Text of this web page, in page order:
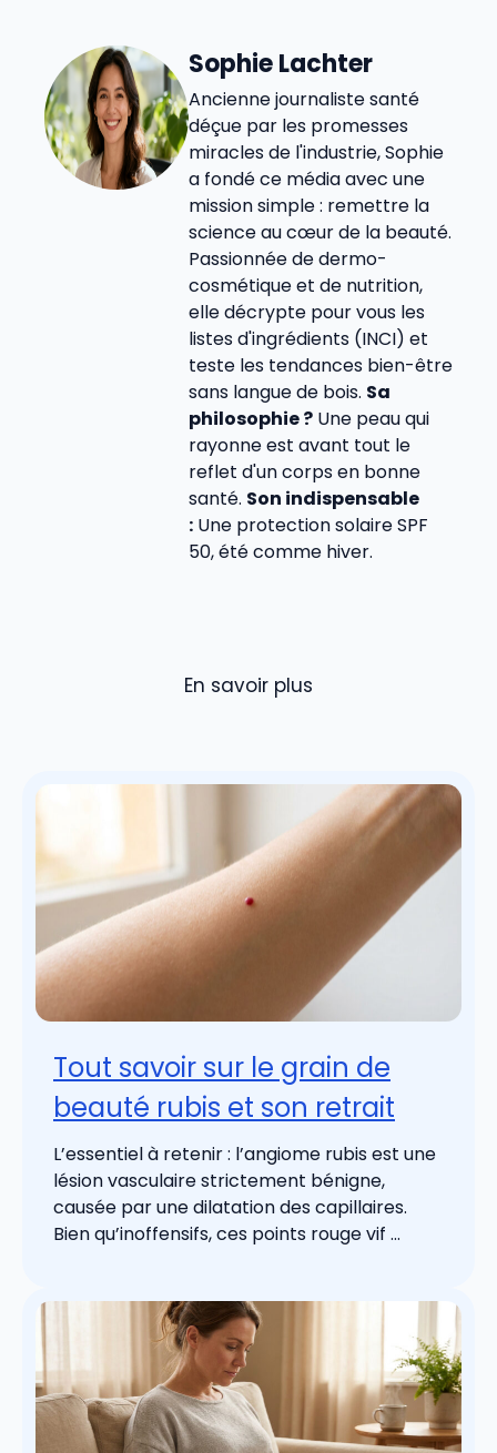
Sophie Lachter
Ancienne journaliste santé
déçue par les promesses
miracles de l'industrie, Sophie
a fondé ce média avec une
mission simple : remettre la
science au cœur de la beauté.
Passionnée de dermo-
cosmétique et de nutrition,
elle décrypte pour vous les
listes d'ingrédients (INCI) et
teste les tendances bien-être
sans langue de bois. Sa
philosophie ? Une peau qui
rayonne est avant tout le
reflet d'un corps en bonne
santé. Son indispensable
: Une protection solaire SPF
50, été comme hiver.
En savoir plus
Tout savoir sur le grain de
beauté rubis et son retrait
L’essentiel à retenir : l’angiome rubis est une
lésion vasculaire strictement bénigne,
causée par une dilatation des capillaires.
Bien qu’inoffensifs, ces points rouge vif ...